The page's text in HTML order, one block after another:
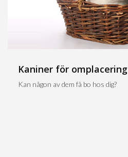
Kaniner för omplacering
Kan någon av dem få bo hos dig?